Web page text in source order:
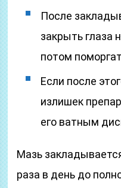
После
закрыть глаза
потом
Если после
излишек
его ватным
Мазь
раза в день до